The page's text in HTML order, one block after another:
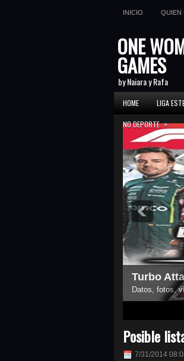
INICIO QUIEN
ONE
GAMES
by Naiara y Rafa
HOME LIGA
NO DEPORTE »
Turbo
Datos, fotos,
Posible
7/31/2014